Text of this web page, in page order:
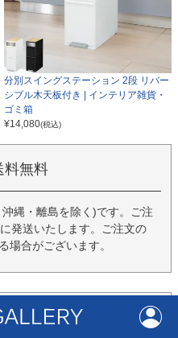
分別スイングステーション 2段 リバー
シブル木天板付き | インテリア雑貨・
ゴミ箱
¥14,080(税込)
料無料
縄・離島を除く)です。ご注
発送いたします。ご注文の
場合がございます。
について